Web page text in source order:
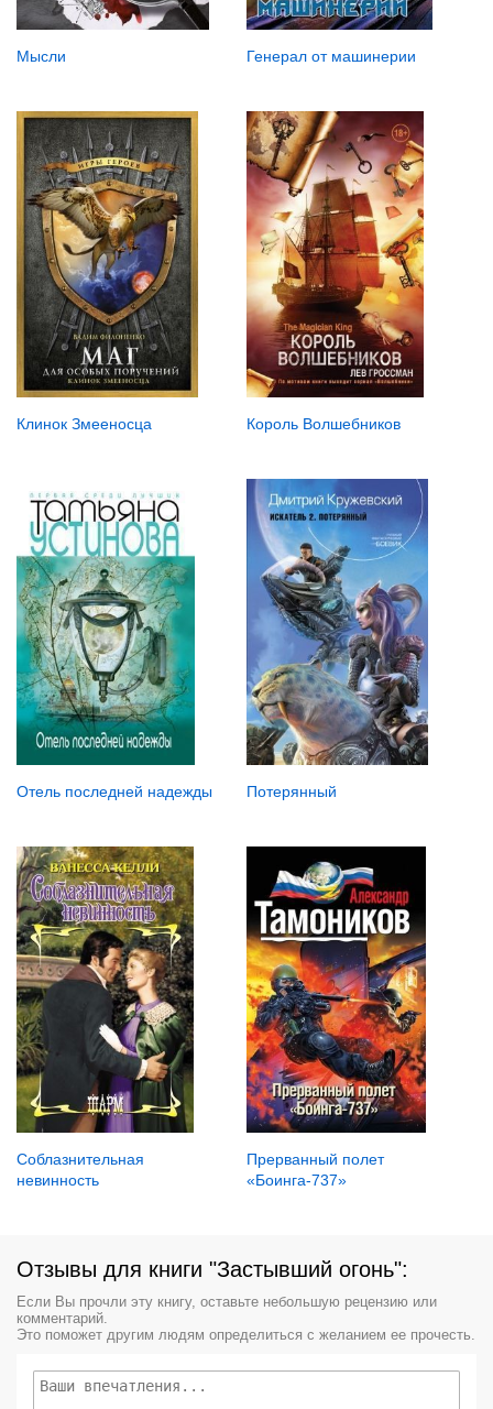
Мысли Генерал от машинерии
Клинок Змееносца Король Волшебников
Отель последней надежды Потерянный
Соблазнительная
невинность
Прерванный полет
«Боинга-737»
Отзывы для книги "Застывший огонь":
Если Вы прочли эту книгу, оставьте небольшую рецензию или
комментарий.
Это поможет другим людям определиться с желанием ее прочесть.